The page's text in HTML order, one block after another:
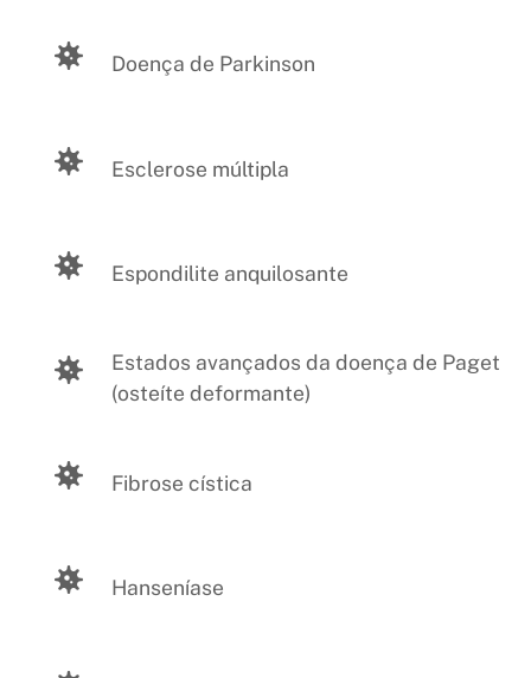
Doença de Parkinson
Esclerose múltipla
Espondilite anquilosante
Estados avançados da doença de Paget
(osteíte deformante)
Fibrose cística
Hanseníase